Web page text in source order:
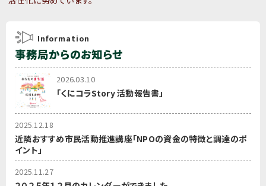
Information
事務局からのお知らせ
2026.03.10
「くにコラStory 活動報告書」
2025.12.18
近隣おすすめ市民活動推進講座「NPOの資金の特徴と調達のポ
イント」
2025.11.27